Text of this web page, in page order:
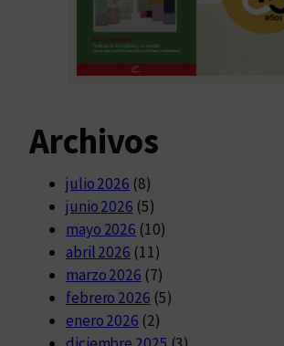
Archivos
julio 2026 (8)
junio 2026 (5)
mayo 2026 (10)
abril 2026 (11)
marzo 2026 (7)
febrero 2026 (5)
enero 2026 (2)